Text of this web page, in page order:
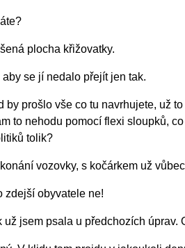
plocha křižovatky.
se jí nedalo přejít jen tak.
vše co tu navrhujete, už
to nehodu pomocí flexi sloupků,
tolik?
vozovky, s kočárkem už
obyvatele ne!
psala u předchozích úprav.